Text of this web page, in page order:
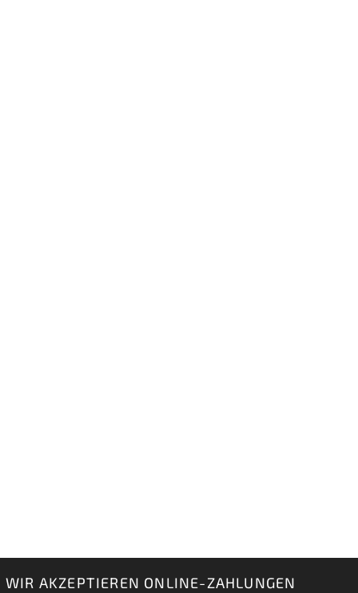
WIR AKZEPTIEREN ONLINE-ZAHLUNGEN